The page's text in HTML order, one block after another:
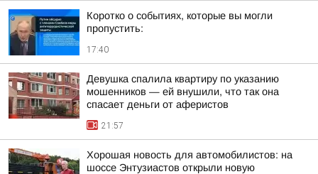
Коротко о событиях, которые вы могли
пропустить:
17:40
Девушка спалила квартиру по указанию
мошенников — ей внушили, что так она
спасает деньги от аферистов
21:57
Хорошая новость для автомобилистов: на
шоссе Энтузиастов открыли новую